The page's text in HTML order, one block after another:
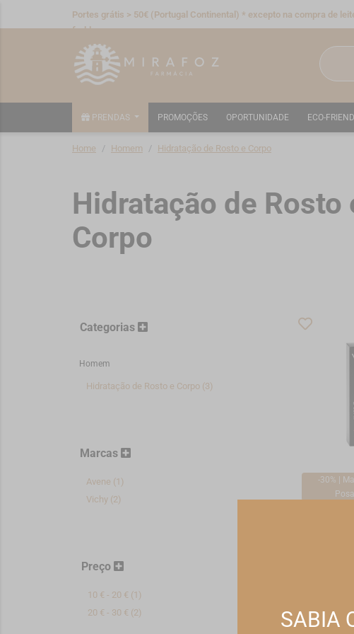
Portes grátis > 50€ (Portugal Continental) * excepto na compra de
fraldas
PRENDAS PROMOÇÕES OPORTUNIDADE ECO-
Home Homem Hidratação de Rosto e Corpo
Hidratação de Rosto
Corpo
Categorias
Homem
Hidratação de Rosto e Corpo (3)
Marcas
Avene (1)
Vichy (2)
Preço
10 € - 20 € (1)
20 € - 30 € (2)
-30% |
SABIA